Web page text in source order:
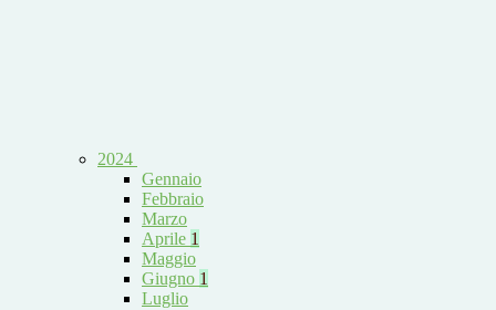
2024
Gennaio
Febbraio
Marzo
Aprile 1
Maggio
Giugno 1
Luglio